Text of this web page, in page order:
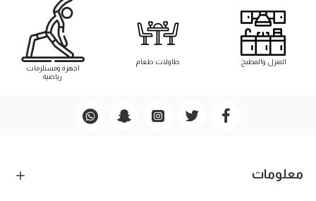
المنزل والمطبخ
طاوﻻت طعام
اجهزة ومستلزمات
رياضية
معلومات